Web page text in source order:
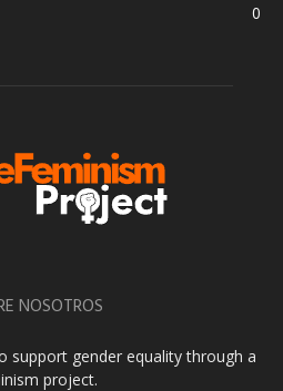
0
NOSOTROS
support gender equality through a
project.